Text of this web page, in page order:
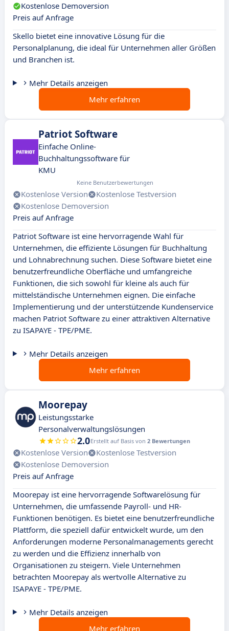
Kostenlose Demoversion
Preis auf Anfrage
Skello bietet eine innovative Lösung für die
Personalplanung, die ideal für Unternehmen aller Größen
und Branchen ist.
Mehr Details anzeigen
Mehr erfahren
Patriot Software
Einfache Online-
Buchhaltungssoftware für
KMU
Keine Benutzerbewertungen
Kostenlose Version
Kostenlose Testversion
Kostenlose Demoversion
Preis auf Anfrage
Patriot Software ist eine hervorragende Wahl für
Unternehmen, die effiziente Lösungen für Buchhaltung
und Lohnabrechnung suchen. Diese Software bietet eine
benutzerfreundliche Oberfläche und umfangreiche
Funktionen, die sich sowohl für kleine als auch für
mittelständische Unternehmen eignen. Die einfache
Implementierung und der unterstützende Kundenservice
machen Patriot Software zu einer attraktiven Alternative
zu ISAPAYE - TPE/PME.
Mehr Details anzeigen
Mehr erfahren
Moorepay
Leistungsstarke
Personalverwaltungslösungen
2.0Erstellt auf Basis von 2 Bewertungen
Kostenlose Version
Kostenlose Testversion
Kostenlose Demoversion
Preis auf Anfrage
Moorepay ist eine hervorragende Softwarelösung für
Unternehmen, die umfassende Payroll- und HR-
Funktionen benötigen. Es bietet eine benutzerfreundliche
Plattform, die speziell dafür entwickelt wurde, um den
Anforderungen moderne Personalmanagements gerecht
zu werden und die Effizienz innerhalb von
Organisationen zu steigern. Viele Unternehmen
betrachten Moorepay als wertvolle Alternative zu
ISAPAYE - TPE/PME.
Mehr Details anzeigen
Mehr erfahren